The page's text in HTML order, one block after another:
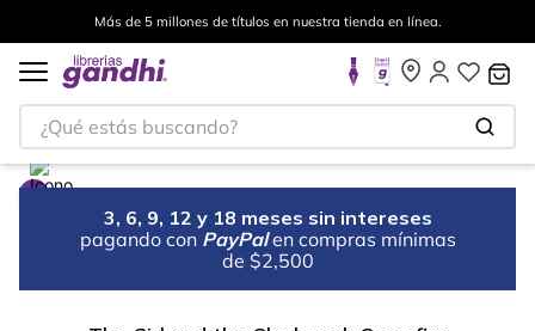
Más de 5 millones de títulos en nuestra tienda en línea.
¿Qué estás buscando?
3, 6, 9, 12 y 18 meses sin intereses
pagando con PayPal en compras mínimas
de $2,500